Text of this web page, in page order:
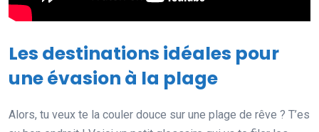
Les destinations idéales pour
une évasion à la plage
Alors, tu veux te la couler douce sur une plage de rêve ? T’es